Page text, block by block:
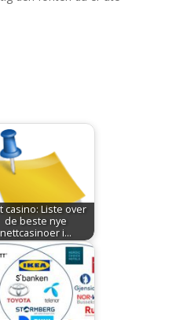
casino: Liste over
de beste nye
nettcasinoer i…